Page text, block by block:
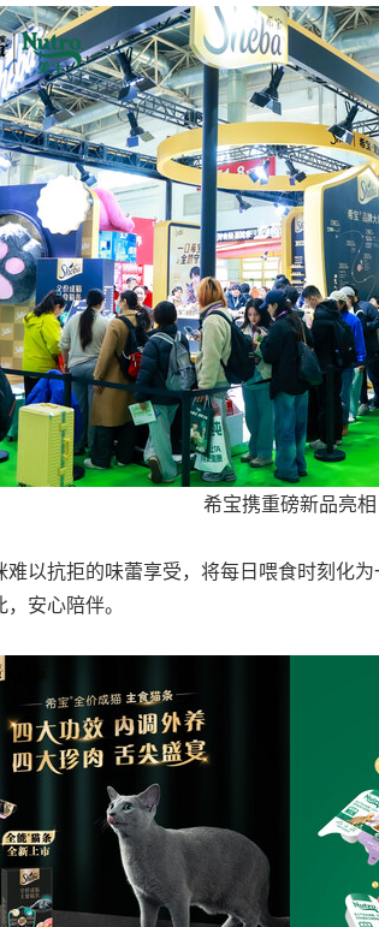
希宝携重磅新品亮相
以抗拒的味蕾享受，将每日喂食时刻化
安心陪伴。